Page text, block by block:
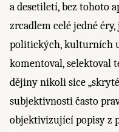
a desetiletí, bez tohoto
zrcadlem celé jedné
politických, kulturních
komentoval, selektoval
dějiny nikoli sice
subjektivnosti často
objektivizující popisy z